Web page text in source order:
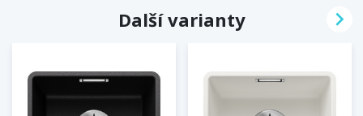
Další varianty 